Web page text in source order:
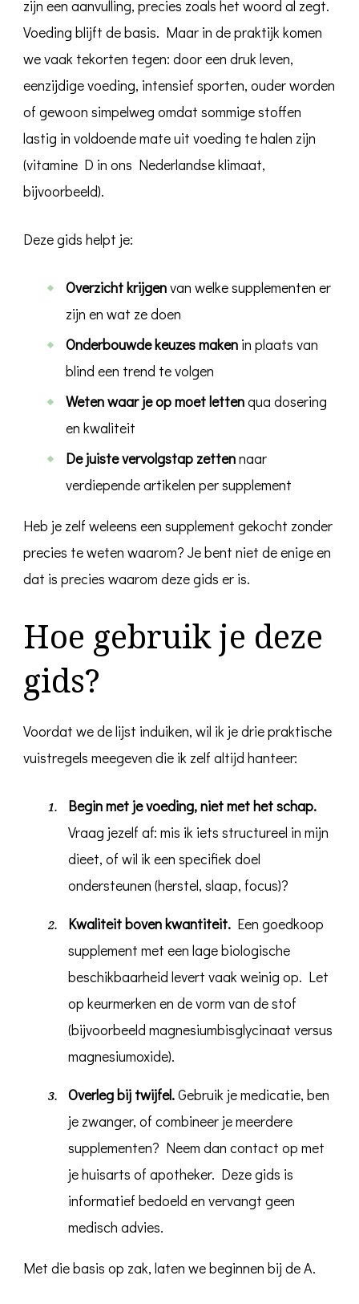
zijn een aanvulling, precies zoals het woord al zegt.
Voeding blijft de basis. Maar in de praktijk komen
we vaak tekorten tegen: door een druk leven,
eenzijdige voeding, intensief sporten, ouder worden
of gewoon simpelweg omdat sommige stoffen
lastig in voldoende mate uit voeding te halen zijn
(vitamine D in ons Nederlandse klimaat,
bijvoorbeeld).
Deze gids helpt je:
Overzicht krijgenvan welke supplementen er
zijn en wat ze doen
Onderbouwde keuzes makenin plaats van
blind een trend te volgen
Weten waar je op moet lettenqua dosering
en kwaliteit
De juiste vervolgstap zettennaar
verdiepende artikelen per supplement
Heb je zelf weleens een supplement gekocht zonder
precies te weten waarom? Je bent niet de enige en
dat is precies waarom deze gids er is.
Hoe gebruik je deze
gids?
Voordat we de lijst induiken, wil ik je drie praktische
vuistregels meegeven die ik zelf altijd hanteer:
Begin met je voeding, niet met het schap.
Vraag jezelf af: mis ik iets structureel in mijn
dieet, of wil ik een specifiek doel
ondersteunen (herstel, slaap, focus)?
Kwaliteit boven kwantiteit.Een goedkoop
supplement met een lage biologische
beschikbaarheid levert vaak weinig op. Let
op keurmerken en de vorm van de stof
(bijvoorbeeld magnesiumbisglycinaat versus
magnesiumoxide).
Overleg bij twijfel.Gebruik je medicatie, ben
je zwanger, of combineer je meerdere
supplementen? Neem dan contact op met
je huisarts of apotheker. Deze gids is
informatief bedoeld en vervangt geen
medisch advies.
Met die basis op zak, laten we beginnen bij de A.